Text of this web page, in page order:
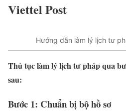
Viettel Post
Hướng dẫn làm lý lịch tư
Thủ tục làm lý lịch tư pháp qua
sau:
Bước 1: Chuẩn bị bộ hồ sơ